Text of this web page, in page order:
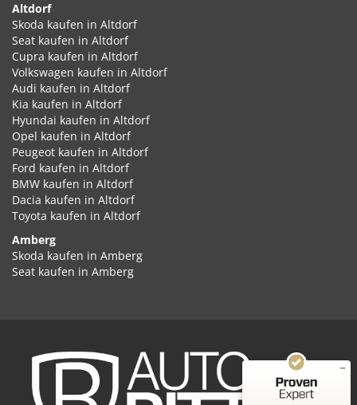
Altdorf
Skoda kaufen in Altdorf
Seat kaufen in Altdorf
Cupra kaufen in Altdorf
Volkswagen kaufen in Altdorf
Audi kaufen in Altdorf
Kia kaufen in Altdorf
Hyundai kaufen in Altdorf
Opel kaufen in Altdorf
Peugeot kaufen in Altdorf
Ford kaufen in Altdorf
BMW kaufen in Altdorf
Dacia kaufen in Altdorf
Toyota kaufen in Altdorf
Amberg
Skoda kaufen in Amberg
Seat kaufen in Amberg
Hyundai kaufen in Amberg
Opel kaufen in Amberg
Peugeot kaufen in Amberg
Ford kaufen in Amberg
2
Bewertungen auf
ProvenExpert.com
Bewertungen von
2 anderen Quellen